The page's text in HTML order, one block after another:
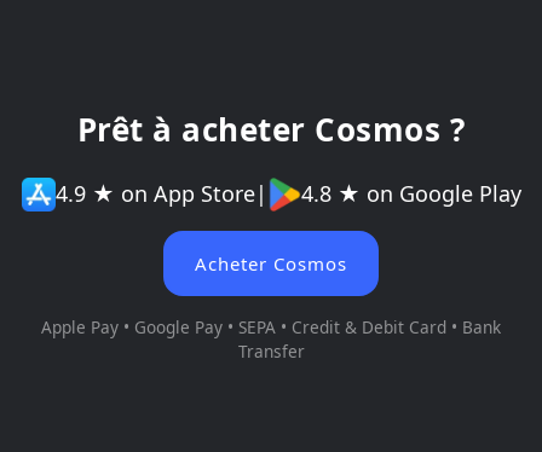
Prêt à acheter Cosmos ?
4.9 ★ on App Store| 4.8 ★ on Google Play
Acheter Cosmos
Apple Pay • Google Pay • SEPA • Credit & Debit Card • Bank
Transfer